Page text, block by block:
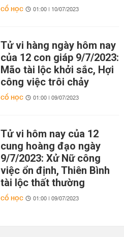
CỔ HỌC 01:00 | 10/07/2023
Tử vi hàng ngày hôm nay
của 12 con giáp 9/7/2023:
Mão tài lộc khởi sắc, Hợi
công việc trôi chảy
CỔ HỌC 01:00 | 09/07/2023
Tử vi hôm nay của 12
cung hoàng đạo ngày
9/7/2023: Xử Nữ công
việc ổn định, Thiên Bình
tài lộc thất thường
CỔ HỌC 01:00 | 09/07/2023